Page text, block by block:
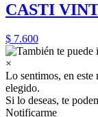
CASTI
$ 7.600
×
Lo sentimos, en este
elegido.
Si lo deseas, te
Notificarme